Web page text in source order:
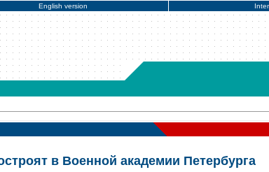
English version
в Военной академии Петербурга